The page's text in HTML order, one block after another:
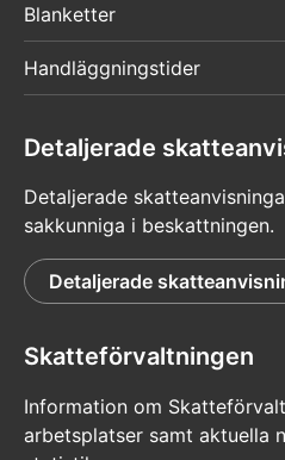
Blanketter
Handläggningstider
Detaljerade
Detaljerade
sakkunniga i beskattningen.
Detaljerade
Skatteförvaltningen
Information om
arbetsplatser samt aktuella